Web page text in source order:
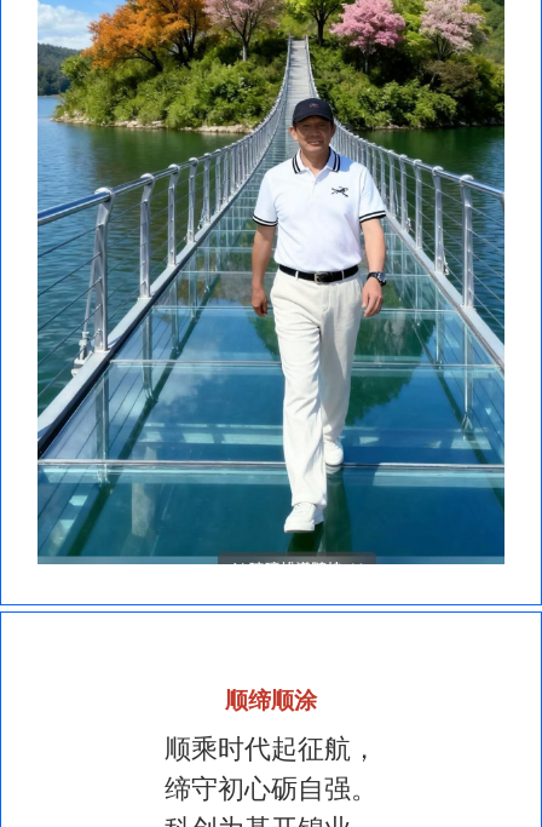
顺缔顺涂
顺乘时代起征航，
缔守初心砺自强。